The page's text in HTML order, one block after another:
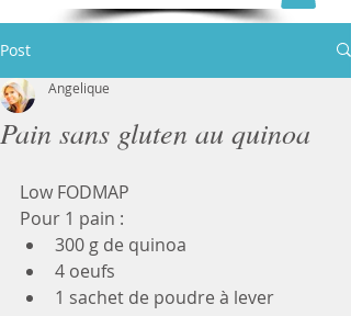
Post
Pain sans gluten au quinoa
Angelique
Low FODMAP
Pour 1 pain :
﻿﻿300 g de quinoa
﻿﻿4 oeufs
1 sachet de poudre à lever